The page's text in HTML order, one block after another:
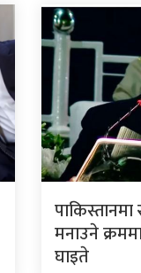
पाकिस्तानमा
मनाउने
घाइते